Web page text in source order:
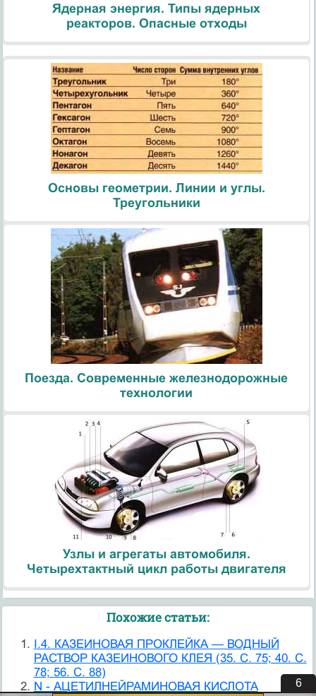
Ядерная энергия. Типы ядерных
реакторов. Опасные отходы
Основы геометрии. Линии и углы.
Треугольники
Поезда. Современные железнодорожные
технологии
Узлы и агрегаты автомобиля.
Четырехтактный цикл работы двигателя
Похожие статьи:
I.4. КАЗЕИНОВАЯ ПРОКЛЕЙКА — ВОДНЫЙ
РАСТВОР КАЗЕИНОВОГО КЛЕЯ (35. С. 75; 40. С.
78; 56. С. 88)
N - АЦЕТИЛНЕЙРАМИНОВАЯ КИСЛОТА
5